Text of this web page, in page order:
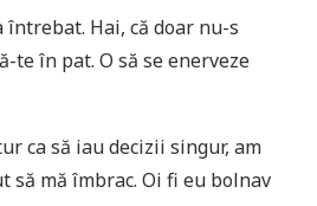
întrebat. Hai, că doar nu-s
te în pat. O să se enerveze
ca să iau decizii singur, am
să mă îmbrac. Oi fi eu bolnav